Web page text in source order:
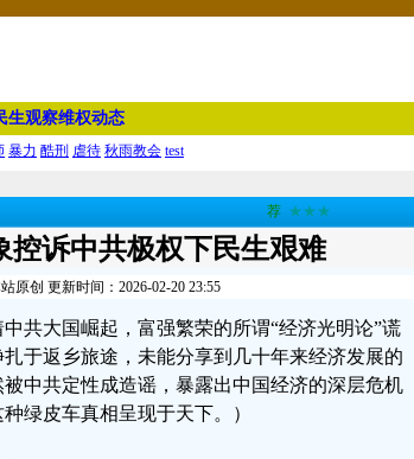
生观察维权动态
暴力 酷刑 虐待 秋雨教会 test
荐 ★★★
控诉中共极权下民生艰难
原创 更新时间：2026-02-20 23:55
共大国崛起，富强繁荣的所谓“经济光明论”谎
于返乡旅途，未能分享到几十年来经济发展的
中共定性成造谣，暴露出中国经济的深层危机
绿皮车真相呈现于天下。）